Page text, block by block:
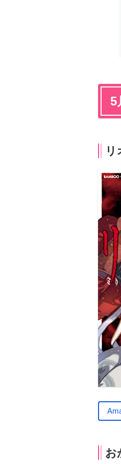
5
お